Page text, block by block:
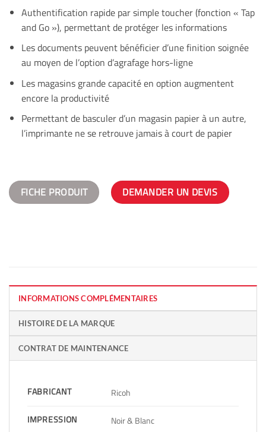
Authentification rapide par simple toucher (fonction « Tap
and Go »), permettant de protéger les informations
Les documents peuvent bénéficier d’une finition soignée
au moyen de l’option d’agrafage hors-ligne
Les magasins grande capacité en option augmentent
encore la productivité
Permettant de basculer d’un magasin papier à un autre,
l’imprimante ne se retrouve jamais à court de papier
FICHE PRODUIT DEMANDER UN DEVIS
INFORMATIONS COMPLÉMENTAIRES
HISTOIRE DE LA MARQUE
CONTRAT DE MAINTENANCE
FABRICANT Ricoh
IMPRESSION Noir & Blanc